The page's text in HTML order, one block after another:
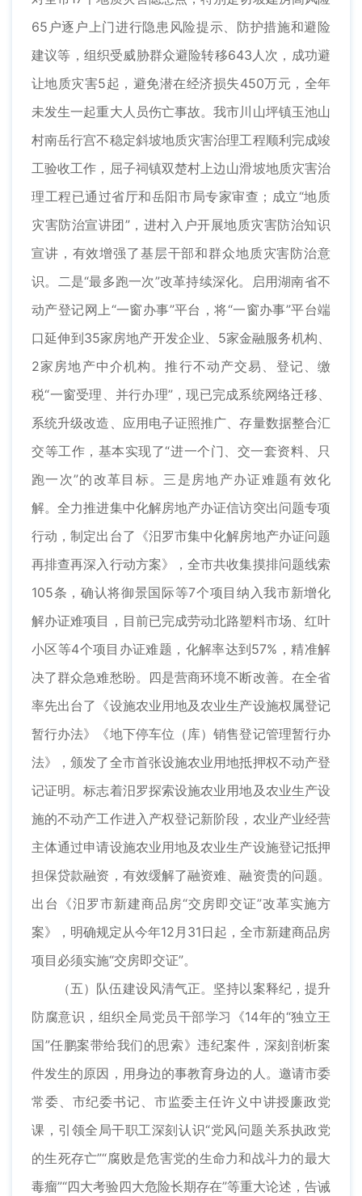
65户逐户上门进行隐患风险提示、防护措施和避险
建议等，组织受威胁群众避险转移643人次，成功避
让地质灾害5起，避免潜在经济损失450万元，全年
未发生一起重大人员伤亡事故。我市川山坪镇玉池山
村南岳行宫不稳定斜坡地质灾害治理工程顺利完成竣
工验收工作，屈子祠镇双楚村上边山滑坡地质灾害治
理工程已通过省厅和岳阳市局专家审查；成立“地质
灾害防治宣讲团”，进村入户开展地质灾害防治知识
宣讲，有效增强了基层干部和群众地质灾害防治意
识。二是“最多跑一次”改革持续深化。启用湖南省不
动产登记网上“一窗办事”平台，将“一窗办事”平台端
口延伸到35家房地产开发企业、5家金融服务机构、
2家房地产中介机构。推行不动产交易、登记、缴
税“一窗受理、并行办理”，现已完成系统网络迁移、
系统升级改造、应用电子证照推广、存量数据整合汇
交等工作，基本实现了“进一个门、交一套资料、只
跑一次”的改革目标。三是房地产办证难题有效化
解。全力推进集中化解房地产办证信访突出问题专项
行动，制定出台了《汨罗市集中化解房地产办证问题
再排查再深入行动方案》，全市共收集摸排问题线索
105条，确认将御景国际等7个项目纳入我市新增化
解办证难项目，目前已完成劳动北路塑料市场、红叶
小区等4个项目办证难题，化解率达到57%，精准解
决了群众急难愁盼。四是营商环境不断改善。在全省
率先出台了《设施农业用地及农业生产设施权属登记
暂行办法》《地下停车位（库）销售登记管理暂行办
法》，颁发了全市首张设施农业用地抵押权不动产登
记证明。标志着汨罗探索设施农业用地及农业生产设
施的不动产工作进入产权登记新阶段，农业产业经营
主体通过申请设施农业用地及农业生产设施登记抵押
担保贷款融资，有效缓解了融资难、融资贵的问题。
出台《汨罗市新建商品房“交房即交证”改革实施方
案》，明确规定从今年12月31日起，全市新建商品房
项目必须实施“交房即交证”。
（五）队伍建设风清气正。坚持以案释纪，提升
防腐意识，组织全局党员干部学习《14年的“独立王
国”任鹏案带给我们的思索》违纪案件，深刻剖析案
件发生的原因，用身边的事教育身边的人。邀请市委
常委、市纪委书记、市监委主任许义中讲授廉政党
课，引领全局干职工深刻认识“党风问题关系执政党
的生死存亡”“腐败是危害党的生命力和战斗力的最大
毒瘤”“四大考验四大危险长期存在”等重大论述，告诫